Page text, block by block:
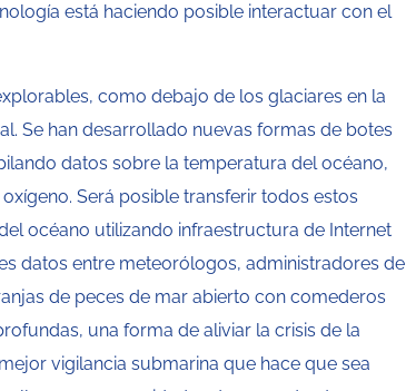
está haciendo posible interactuar con el
como debajo de los glaciares en la
Se han desarrollado nuevas formas de botes
datos sobre la temperatura del océano,
Será posible transferir todos estos
océano utilizando infraestructura de Internet
datos entre meteorólogos, administradores de
de peces de mar abierto con comederos
una forma de aliviar la crisis de la
vigilancia submarina que hace que sea